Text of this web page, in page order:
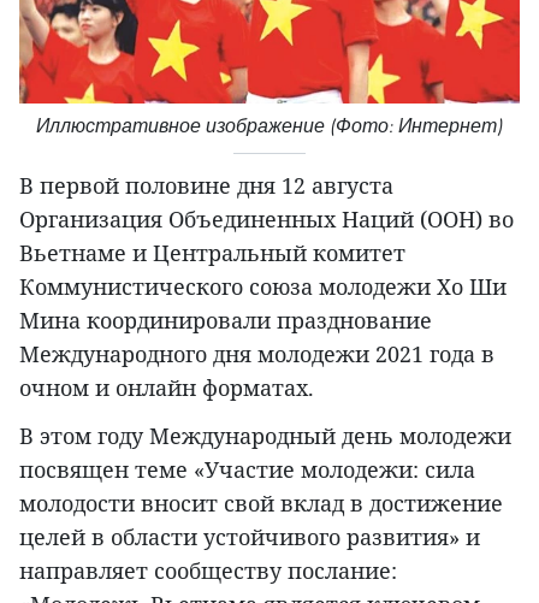
Иллюстративное изображение (Фото: Интернет)
В первой половине дня 12 августа
Организация Объединенных Наций (ООН) во
Вьетнаме и Центральный комитет
Коммунистического союза молодежи Хо Ши
Мина координировали празднование
Международного дня молодежи 2021 года в
очном и онлайн форматах.
В этом году Международный день молодежи
посвящен теме «Участие молодежи: сила
молодости вносит свой вклад в достижение
целей в области устойчивого развития» и
направляет сообществу послание: